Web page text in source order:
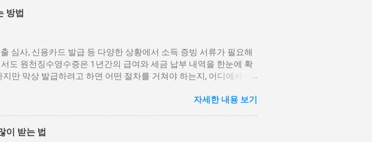
방법
심사, 신용카드 발급 등 다양한 상황에서 소득 증빙 서류가 필요해
도 원천징수영수증은 1년간의 급여와 세금 납부 내역을 한눈에 확
만 막상 발급하려고 하면 어떤 절차를 거쳐야 하는지, 어디에서 발
목차 1. 국세청 홈택스에서 발급하는 방법 2. 모바일 손택스 앱 이용
환경에서 활용도가 높습니다. 아래 항목을 따라 진행해 보시기 바랍
자세한 내용 보기
이 받는 법